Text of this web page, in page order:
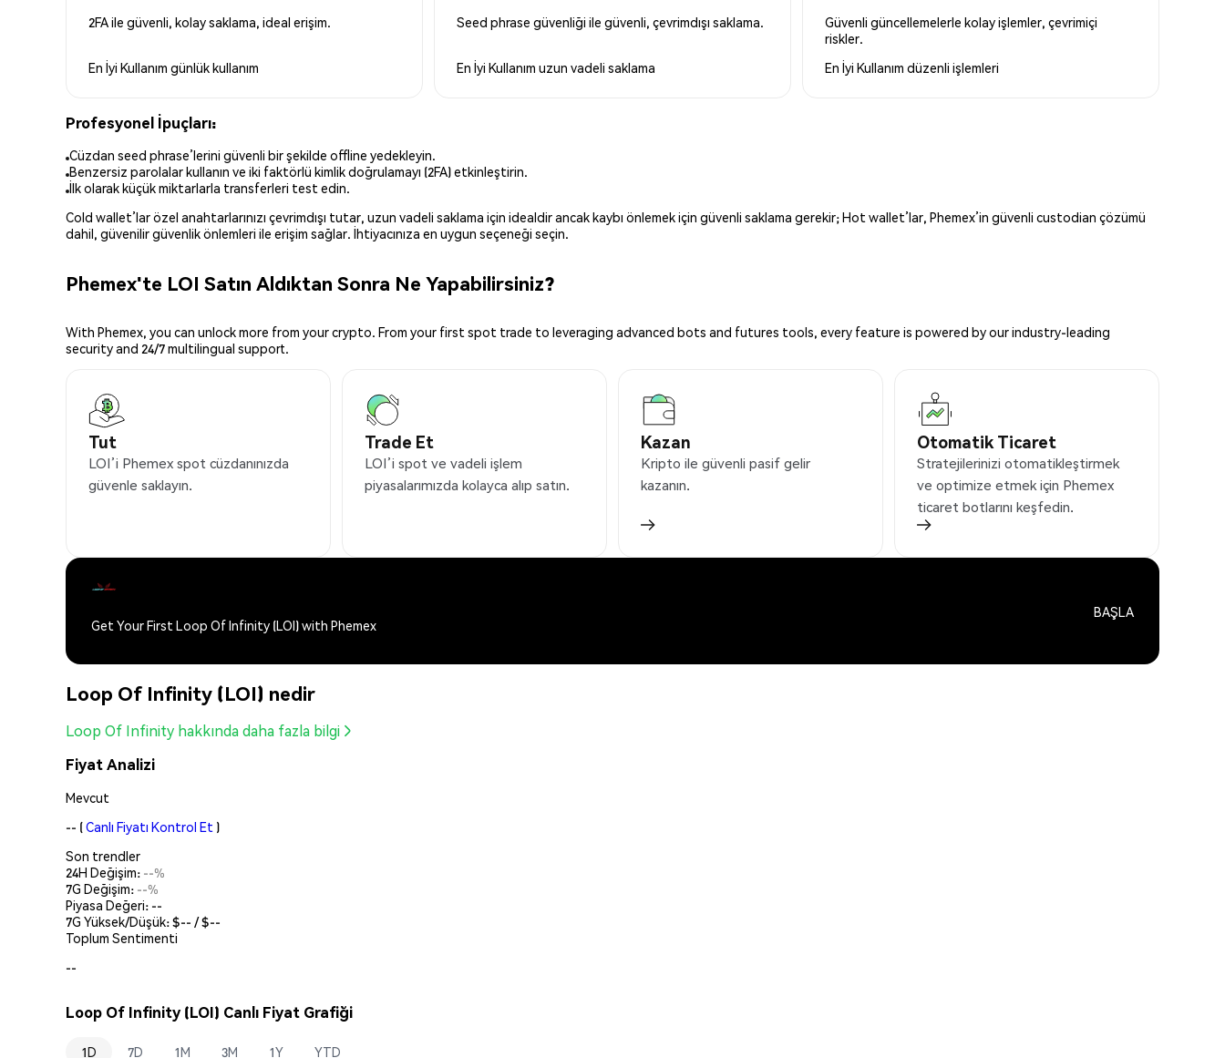
2FA ile güvenli, kolay saklama, ideal erişim.
En İyi Kullanım günlük kullanım
Seed phrase güvenliği ile güvenli, çevrimdışı saklama.
En İyi Kullanım uzun vadeli saklama
Güvenli güncellemelerle kolay işlemler, çevrimiçi
riskler.
En İyi Kullanım düzenli işlemleri
Profesyonel İpuçları:
Cüzdan seed phrase’lerini güvenli bir şekilde offline yedekleyin.
Benzersiz parolalar kullanın ve iki faktörlü kimlik doğrulamayı (2FA) etkinleştirin.
İlk olarak küçük miktarlarla transferleri test edin.
Cold wallet’lar özel anahtarlarınızı çevrimdışı tutar, uzun vadeli saklama için idealdir ancak kaybı önlemek için güvenli saklama gerekir; Hot wallet’lar, Phemex’in güvenli custodian çözümü
dahil, güvenilir güvenlik önlemleri ile erişim sağlar. İhtiyacınıza en uygun seçeneği seçin.
Phemex'te LOI Satın Aldıktan Sonra Ne Yapabilirsiniz?
With Phemex, you can unlock more from your crypto. From your first spot trade to leveraging advanced bots and futures tools, every feature is powered by our industry-leading
security and 24/7 multilingual support.
Tut
LOI’i Phemex spot cüzdanınızda
güvenle saklayın.
Trade Et
LOI’i spot ve vadeli işlem
piyasalarımızda kolayca alıp satın.
Kazan
Kripto ile güvenli pasif gelir
kazanın.
Otomatik Ticaret
Stratejilerinizi otomatikleştirmek
ve optimize etmek için Phemex
ticaret botlarını keşfedin.
Get Your First Loop Of Infinity (LOI) with Phemex
BAŞLA
Loop Of Infinity (LOI) nedir
Loop Of Infinity hakkında daha fazla bilgi
Fiyat Analizi
Mevcut
-- (Canlı Fiyatı Kontrol Et )
Son trendler
24H Değişim: --%
7G Değişim: --%
Piyasa Değeri: --
7G Yüksek/Düşük: $-- / $--
Toplum Sentimenti
--
Loop Of Infinity (LOI) Canlı Fiyat Grafiği
1D 7D 1M 3M 1Y YTD